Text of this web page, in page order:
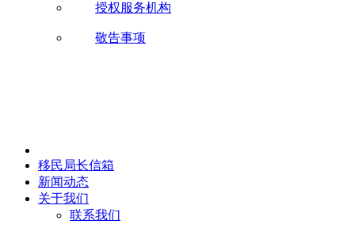
授权服务机构
敬告事项
移民局长信箱
新闻动态
关于我们
联系我们